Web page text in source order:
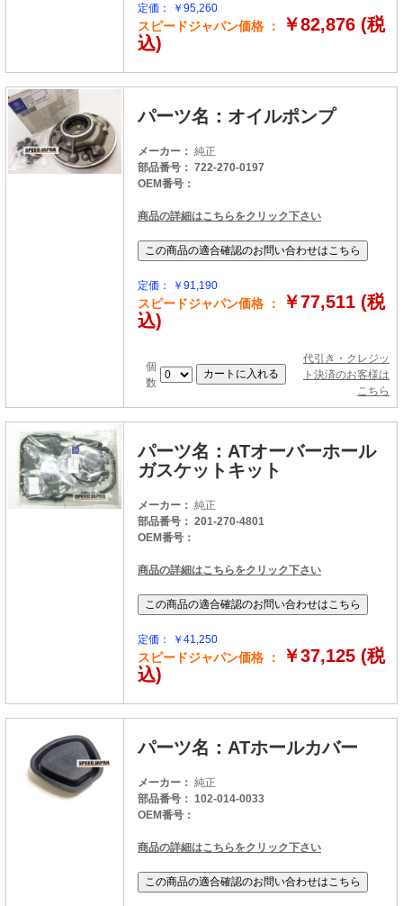
定価： ￥95,260
スピードジャパン価格 ：
￥82,876 (税
込)
パーツ名：オイルポンプ
メーカー： 純正
部品番号： 722-270-0197
OEM番号：
商品の詳細はこちらをクリック下さい
定価： ￥91,190
スピードジャパン価格 ：
￥77,511 (税
込)
個
数
代引き・クレジッ
ト決済のお客様は
こちら
パーツ名：ATオーバーホール
ガスケットキット
メーカー： 純正
部品番号： 201-270-4801
OEM番号：
商品の詳細はこちらをクリック下さい
定価： ￥41,250
スピードジャパン価格 ：
￥37,125 (税
込)
パーツ名：ATホールカバー
メーカー： 純正
部品番号： 102-014-0033
OEM番号：
商品の詳細はこちらをクリック下さい